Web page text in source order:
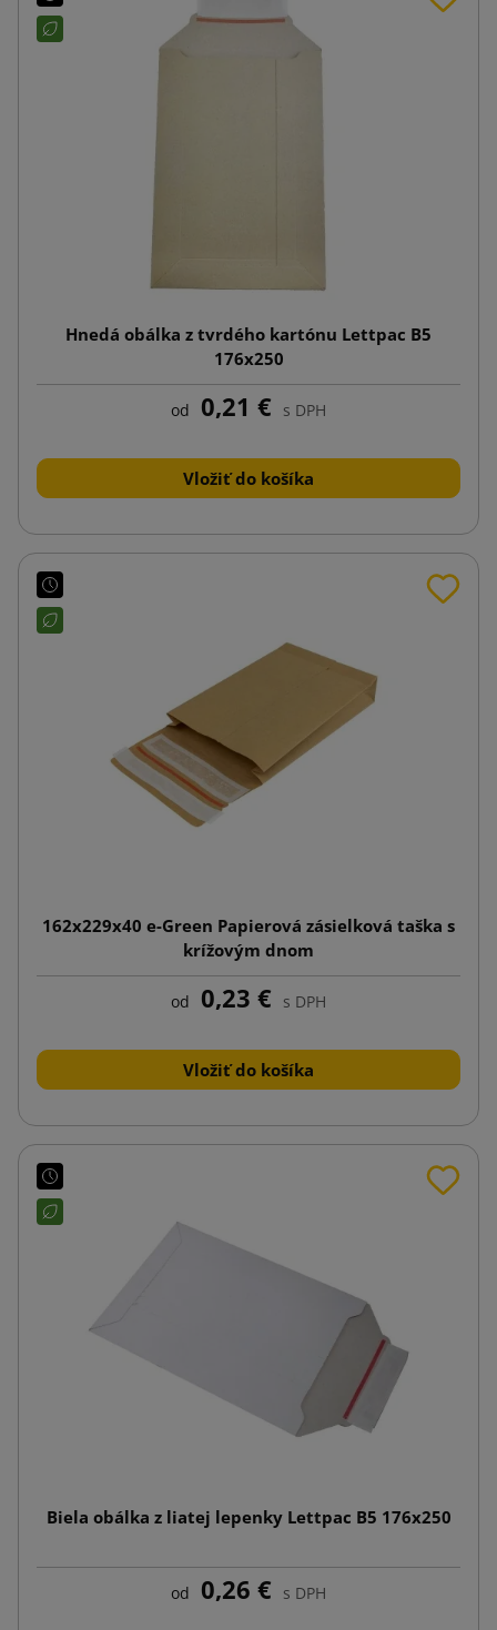
Hnedá obálka z tvrdého kartónu Lettpac B5
176x250
od 0,21 € s DPH
Vložiť do košíka
162x229x40 e-Green Papierová zásielková taška s
krížovým dnom
od 0,23 € s DPH
Vložiť do košíka
Biela obálka z liatej lepenky Lettpac B5 176x250
od 0,26 € s DPH